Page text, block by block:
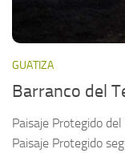
GUATIZA
Barranco del
Paisaje Protegido
Paisaje Protegido